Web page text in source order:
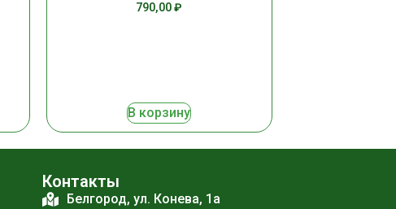
790,00₽
В корзину
Контакты
Белгород, ул. Конева, 1а